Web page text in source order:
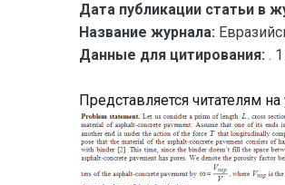
Дата публикации статьи в
Название журнала:
Данные для цитирования: .
Представляется читателям